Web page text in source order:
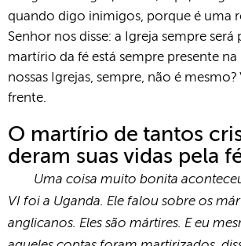
quando digo inimigos, porque é uma
Senhor nos disse: a Igreja sempre será
martírio da fé está sempre presente
nossas Igrejas, sempre, não é mesmo?
frente.
O martírio de tantos
deram suas vidas pela
Uma coisa muito bonita
VI foi a Uganda. Ele falou sobre os
anglicanos. Eles são mártires. E eu